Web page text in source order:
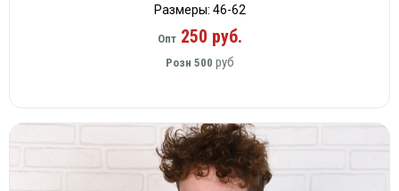
Размеры: 46-62
Опт250 руб.
Розн 500 руб